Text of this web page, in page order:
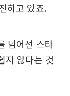
하고 있죠.
넘어선 스타
지 않다는 것